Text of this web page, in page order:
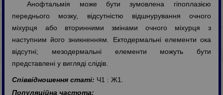
Анофтальмія може бути зумовлена гіпоплазією
переднього мозку, відсутністю відшнурування очного
міхурця або вторинними змінами очного міхурця з
наступним його зникненням. Ектодермальні елементи ока
відсутні; мезодермальні елементи можуть бути
представлені у вигляді слідів.
Співвідношення статі: Ч1 : Ж1.
Популяційна частота: